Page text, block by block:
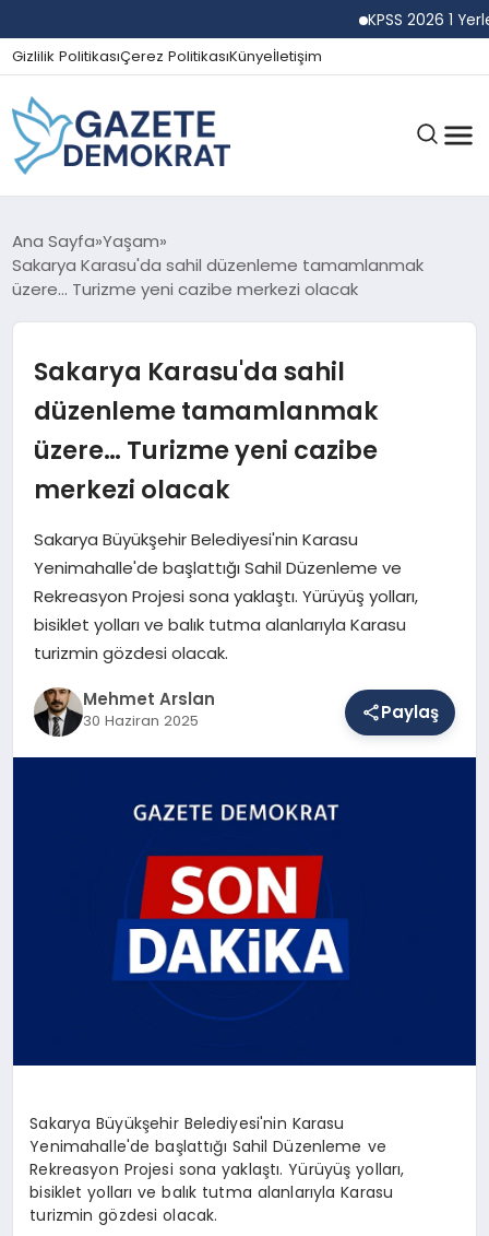
KPSS 2026 1
Gizlilik PolitikasıÇerez PolitikasıKünyeİletişim
GÜNDEM
EKONOMI
SPOR
MAGAZIN
SAĞLIK
EĞITIM
DÜNYA
Ana Sayfa Yaşam
Sakarya Karasu'da sahil düzenleme tamamlanmak
üzere… Turizme yeni cazibe merkezi olacak
Sakarya Karasu'da sahil
düzenleme tamamlanmak
üzere… Turizme yeni cazibe
merkezi olacak
Sakarya Büyükşehir Belediyesi'nin Karasu
Yenimahalle'de başlattığı Sahil Düzenleme ve
Rekreasyon Projesi sona yaklaştı. Yürüyüş yolları,
bisiklet yolları ve balık tutma alanlarıyla Karasu
turizmin gözdesi olacak.
Mehmet Arslan
30 Haziran 2025 Paylaş
Sakarya Büyükşehir Belediyesi'nin Karasu
Yenimahalle'de başlattığı Sahil Düzenleme ve
Rekreasyon Projesi sona yaklaştı. Yürüyüş yolları,
bisiklet yolları ve balık tutma alanlarıyla Karasu
turizmin gözdesi olacak.